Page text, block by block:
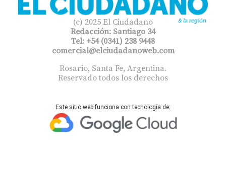
(c) 2025 El Ciudadano
Redacción: Santiago 34
Tel: +54 (0341) 238 9448
comercial@elciudadanoweb.com​
Rosario, Santa Fe, Argentina.
Reservado todos los derechos
Este sitio web funciona con tecnología de: